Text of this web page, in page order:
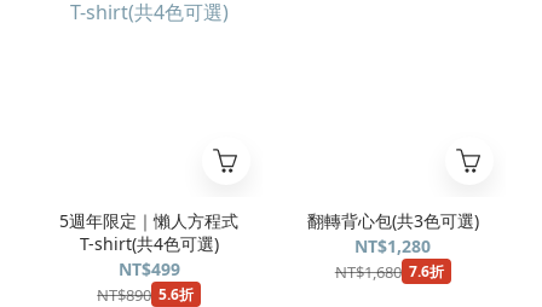
5週年限定｜懶人方程式
T-shirt(共4色可選)
NT$499
NT$890 5.6折
翻轉背心包(共3色可選)
NT$1,280
NT$1,680 7.6折